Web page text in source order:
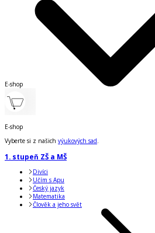
E-shop
E-shop
Vyberte si z našich výukových sad.
1. stupeň ZŠ a MŠ
Divíci
Učím s Apu
Český jazyk
Matematika
Člověk a jeho svět